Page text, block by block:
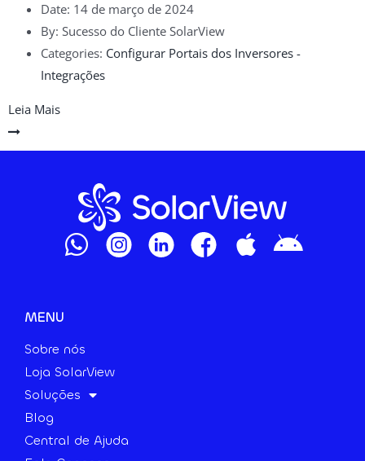
Date: 14 de março de 2024
By: Sucesso do Cliente SolarView
Categories: Configurar Portais dos Inversores -
Integrações
Leia Mais
MENU
Sobre nós
Loja SolarView
Soluções
Blog
Central de Ajuda